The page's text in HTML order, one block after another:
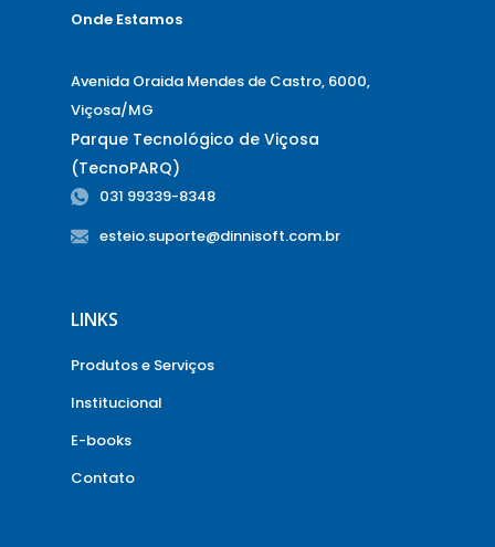
Onde Estamos
Avenida Oraida Mendes de Castro, 6000,
Viçosa/MG
Parque Tecnológico de Viçosa
(TecnoPARQ)
031 99339-8348
esteio.suporte@dinnisoft.com.br
LINKS
Produtos e Serviços
Institucional
E-books
Contato